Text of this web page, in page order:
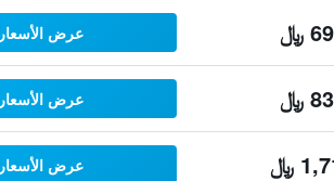
﷼ عرض الأسعار
﷼ عرض الأسعار
﷼ عرض الأسعار